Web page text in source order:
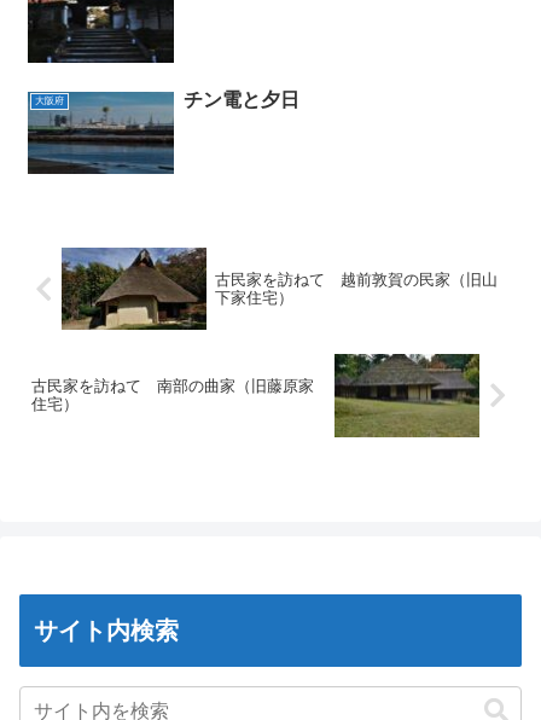
大阪府 チン電と夕日
古民家を訪ねて 越前敦賀の民家（旧山
下家住宅）
古民家を訪ねて 南部の曲家（旧藤原家
住宅）
サイト内検索